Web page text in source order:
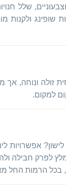
שלל
שופינג ולקנות
זולה ונוחה, אך
למקום.
אפשרויות
לפרק חבילה
בכל הרמות החל